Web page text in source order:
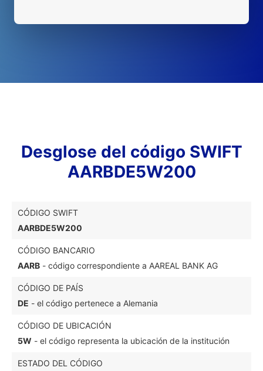
Desglose del código SWIFT
AARBDE5W200
CÓDIGO SWIFT
AARBDE5W200
CÓDIGO BANCARIO
AARB - código correspondiente a AAREAL BANK AG
CÓDIGO DE PAÍS
DE - el código pertenece a Alemania
CÓDIGO DE UBICACIÓN
5W - el código representa la ubicación de la institución
ESTADO DEL CÓDIGO